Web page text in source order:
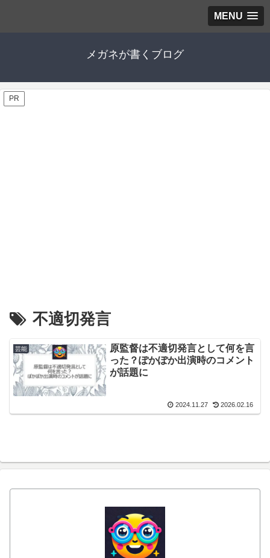
MENU
メガネが書くブログ
PR
不適切発言
芸能
原監督は不適切発言として何を言
った？ぽかぽか出演時のコメント
が話題に
2024.11.27 2026.02.16